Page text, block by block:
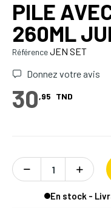
PILE
260ML
RéférenceJEN SET
Donnez votre avis
30,95 TND
En stock -